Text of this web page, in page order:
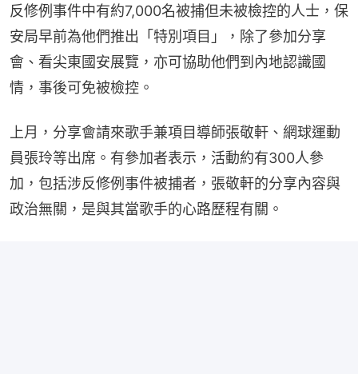
反修例事件中有約7,000名被捕但未被檢控的人士，保
安局早前為他們推出「特別項目」，除了參加分享
會、看尖東國安展覽，亦可協助他們到內地認識國
情，事後可免被檢控。
上月，分享會請來歌手兼項目導師張敬軒、網球運動
員張玲等出席。有參加者表示，活動約有300人參
加，包括涉反修例事件被捕者，張敬軒的分享內容與
政治無關，是與其當歌手的心路歷程有關。